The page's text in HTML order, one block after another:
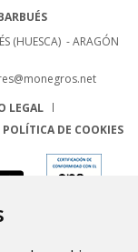
(HUESCA) - ARAGÓN
LEGAL
POLÍTICA DE COOKIES